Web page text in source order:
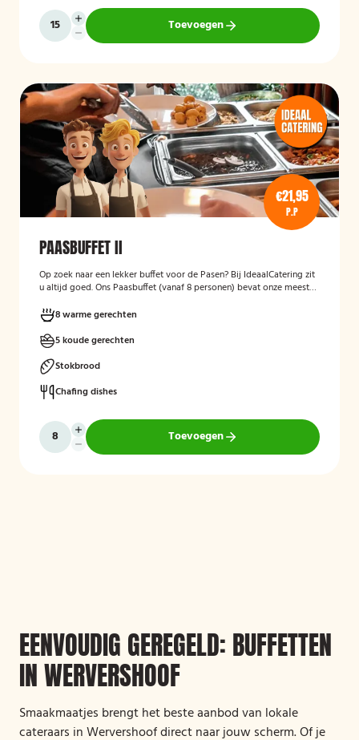
Toevoegen
€21,95
P.P
PAASBUFFET II
Op zoek naar een lekker buffet voor de Pasen? Bij IdeaalCatering zit
u altijd goed. Ons Paasbuffet (vanaf 8 personen) bevat onze meest
8 warme gerechten
5 koude gerechten
Stokbrood
Chafing dishes
Toevoegen
EENVOUDIG GEREGELD: BUFFETTEN
IN WERVERSHOOF
Smaakmaatjes brengt het beste aanbod van lokale
cateraars in Wervershoof direct naar jouw scherm. Of je